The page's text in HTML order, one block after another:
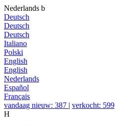
Nederlands b
Deutsch
Deutsch
Deutsch
Italiano
Polski
English
English
Nederlands
Español
Français
vandaag nieuw: 387 | verkocht: 599
H